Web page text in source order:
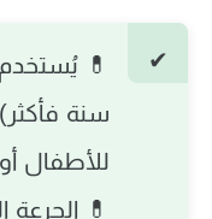
سنة
للأطفال
💊